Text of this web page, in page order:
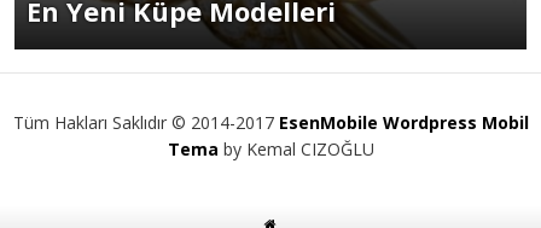
En Yeni Küpe Modelleri
Tüm Hakları Saklıdır © 2014-2017 EsenMobile Wordpress Mobil
Tema by Kemal CIZOĞLU